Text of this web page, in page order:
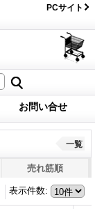
PCサイト
お問い合せ
一覧
売れ筋順
表示件数: